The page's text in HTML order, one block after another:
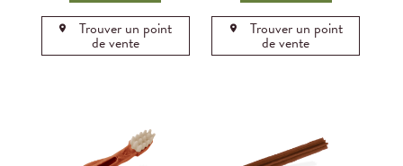
Trouver un point
de vente
Trouver un point
de vente